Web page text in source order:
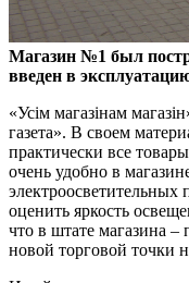
Магазин №1 был
введен в
«Усім магазінам
газета». В своем
практически все
очень удобно в
оценить яркость
что в штате магазина
новой торговой точки